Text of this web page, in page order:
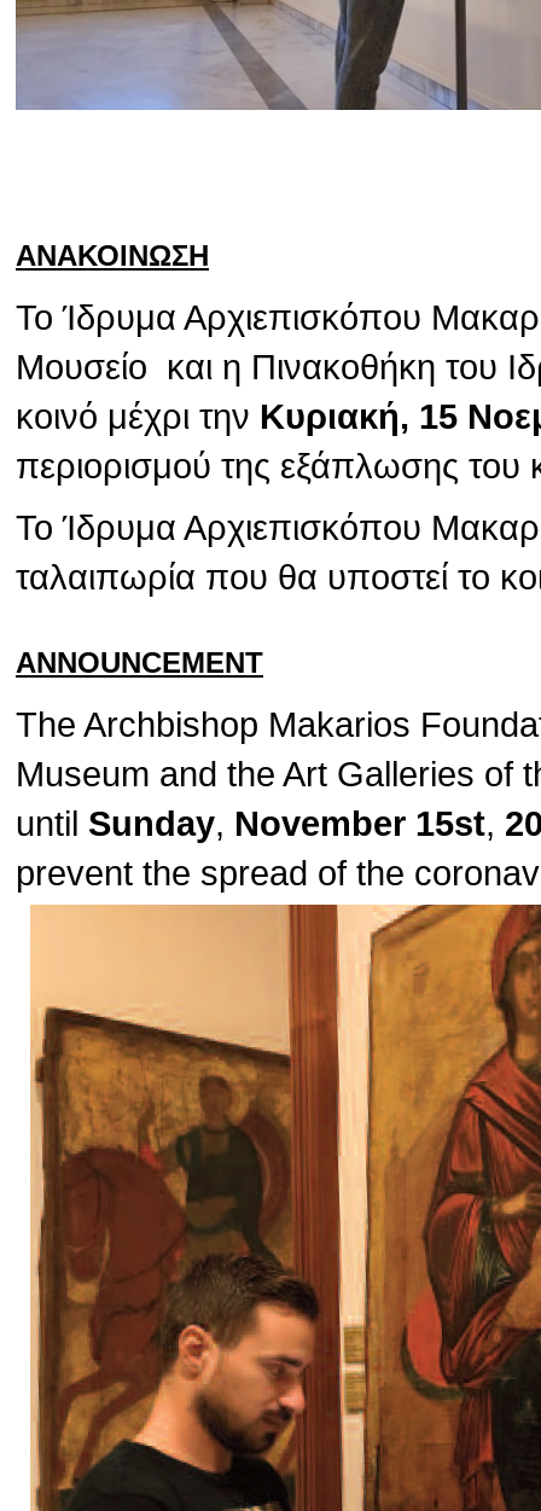
ΑΝΑΚΟΙΝΩΣΗ
Το Ίδρυμα Αρχιεπισκόπου
Μουσείο και η Πινακοθήκη του
κοινό μέχρι την Κυριακή, 15
περιορισμού της εξάπλωσης του
Το Ίδρυμα Αρχιεπισκόπου
ταλαιπωρία που θα υποστεί το
ANNOUNCEMENT
The Archbishop Makarios
Museum and the Art Galleries of
until Sunday, November 15st,
prevent the spread of the